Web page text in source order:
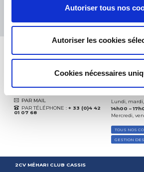
Autoriser tous nos
Autoriser les cookies
Cookies nécessaires
(depuis 2018)
PAR MAIL
PAR TÉLÉPHONE : + 33 (0)4 42
01 07 68
Lundi,
14h00 –
Mercredi,
TOUS NOS
GESTION
2CV MÉHARI CLUB CASSIS